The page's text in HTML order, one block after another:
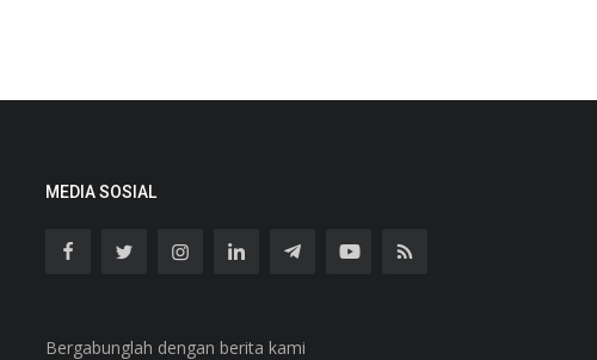
MEDIA SOSIAL
Bergabunglah dengan berita kami